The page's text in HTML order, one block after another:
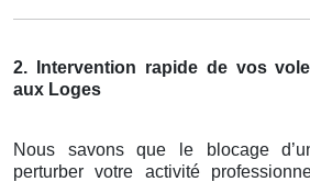
2. Intervention rapide de vos
aux Loges
Nous savons que le blocage
perturber votre activité